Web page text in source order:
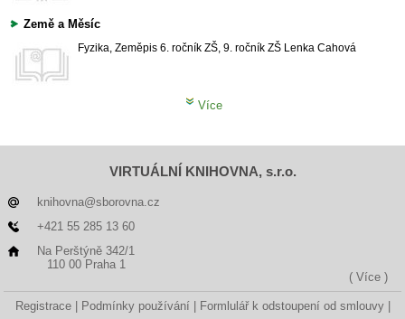
Země a Měsíc
Fyzika, Zeměpis 6. ročník ZŠ, 9. ročník ZŠ Lenka Cahová
Více
VIRTUÁLNÍ KNIHOVNA, s.r.o.
knihovna@sborovna.cz
+421 55 285 13 60
Na Perštýně 342/1
110 00 Praha 1
( Více )
Registrace Podmínky používání Formlulář k odstoupení od smlouvy